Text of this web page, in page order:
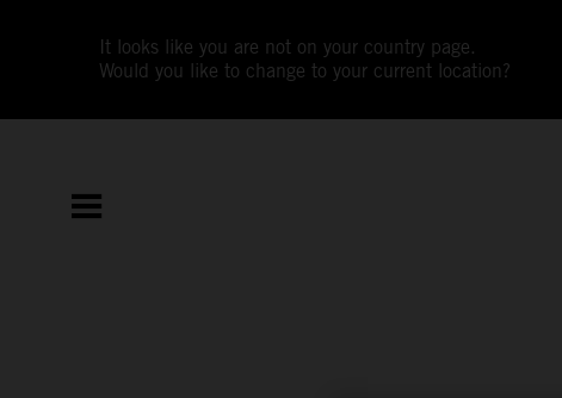
It looks like you are not on your country page.
Would you like to change to your current location?